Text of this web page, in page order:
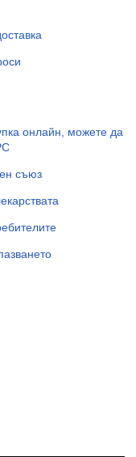
онлайн, можете да
съюз